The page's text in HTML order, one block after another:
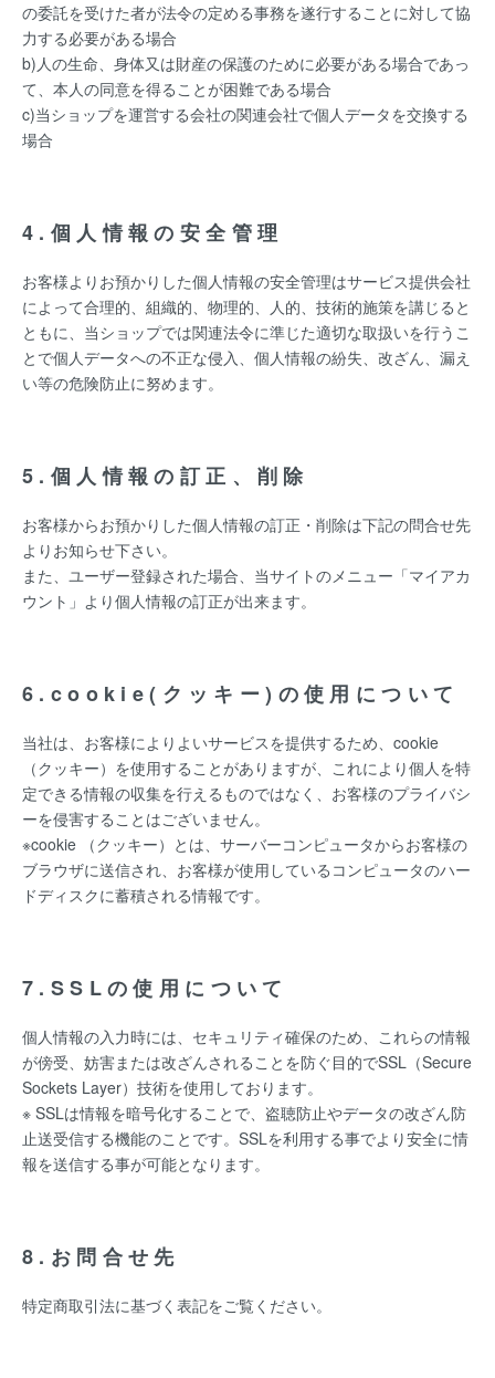
の委託を受けた者が法令の定める事務を遂行することに対して協
力する必要がある場合
b)人の生命、身体又は財産の保護のために必要がある場合であっ
て、本人の同意を得ることが困難である場合
c)当ショップを運営する会社の関連会社で個人データを交換する
場合
4.個人情報の安全管理
お客様よりお預かりした個人情報の安全管理はサービス提供会社
によって合理的、組織的、物理的、人的、技術的施策を講じると
ともに、当ショップでは関連法令に準じた適切な取扱いを行うこ
とで個人データへの不正な侵入、個人情報の紛失、改ざん、漏え
い等の危険防止に努めます。
5.個人情報の訂正、削除
お客様からお預かりした個人情報の訂正・削除は下記の問合せ先
よりお知らせ下さい。
また、ユーザー登録された場合、当サイトのメニュー「マイアカ
ウント」より個人情報の訂正が出来ます。
6.cookie(クッキー)の使用について
当社は、お客様によりよいサービスを提供するため、cookie
（クッキー）を使用することがありますが、これにより個人を特
定できる情報の収集を行えるものではなく、お客様のプライバシ
ーを侵害することはございません。
※cookie （クッキー）とは、サーバーコンピュータからお客様の
ブラウザに送信され、お客様が使用しているコンピュータのハー
ドディスクに蓄積される情報です。
7.SSLの使用について
個人情報の入力時には、セキュリティ確保のため、これらの情報
が傍受、妨害または改ざんされることを防ぐ目的でSSL（Secure
Sockets Layer）技術を使用しております。
※ SSLは情報を暗号化することで、盗聴防止やデータの改ざん防
止送受信する機能のことです。SSLを利用する事でより安全に情
報を送信する事が可能となります。
8.お問合せ先
特定商取引法に基づく表記をご覧ください。